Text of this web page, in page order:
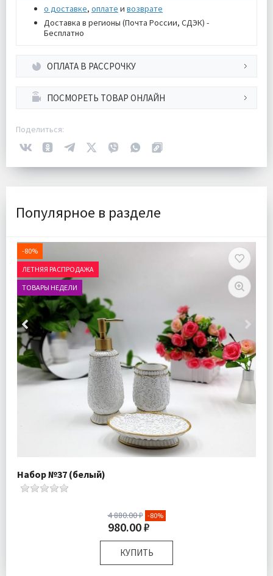
о доставке, оплате и возврате
Доставка в регионы (Почта России, СДЭК) -
Бесплатно
ОПЛАТА В РАССРОЧКУ
ПОСМОРЕТЬ ТОВАР ОНЛАЙН
Поделиться:
Популярное в разделе
-80%
ЛЕТНЯЯ РАСПРОДАЖА
ТОВАРЫ НЕДЕЛИ
Набор №37 (белый)
4 880.00 ₽ -80%
980.00 ₽
КУПИТЬ